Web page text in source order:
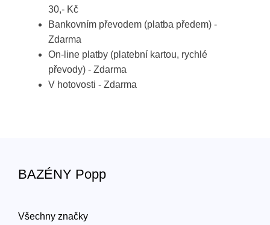
30,- Kč
Bankovním převodem (platba předem) -
Zdarma
On-line platby (platební kartou, rychlé
převody) - Zdarma
V hotovosti - Zdarma
BAZÉNY Popp
Všechny značky